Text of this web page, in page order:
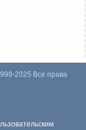
2025 Все права